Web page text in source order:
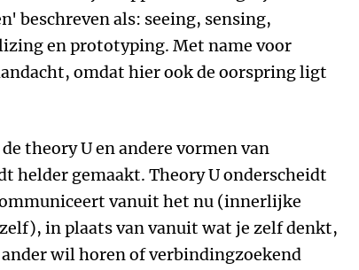
beschreven als: seeing, sensing,
en prototyping. Met name voor
omdat hier ook de oorspring ligt
theory U en andere vormen van
helder gemaakt. Theory U onderscheidt
vanuit het nu (innerlijke
in plaats van vanuit wat je zelf denkt,
wil horen of verbindingzoekend